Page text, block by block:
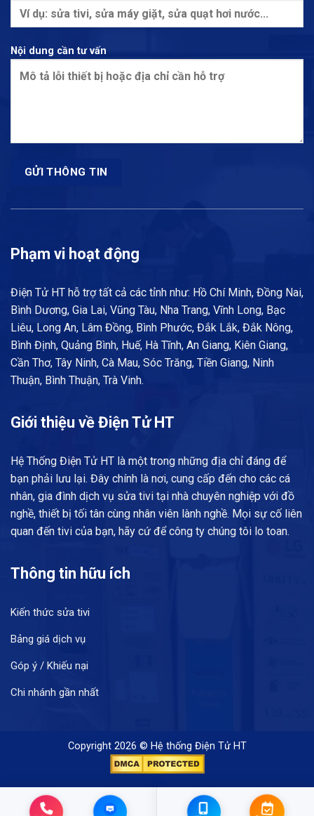
Nội dung cần tư vấn
Phạm vi hoạt động
Điện Tử HT hỗ trợ tất cả các tỉnh như: Hồ Chí Minh, Đồng Nai,
Bình Dương, Gia Lai, Vũng Tàu, Nha Trang, Vĩnh Long, Bạc
Liêu, Long An, Lâm Đồng, Bình Phước, Đắk Lắk, Đắk Nông,
Bình Định, Quảng Bình, Huế, Hà Tĩnh, An Giang, Kiên Giang,
Cần Thơ, Tây Ninh, Cà Mau, Sóc Trăng, Tiền Giang, Ninh
Thuận, Bình Thuận, Trà Vinh.
Giới thiệu về Điện Tử HT
Hệ Thống Điện Tử HT là một trong những địa chỉ đáng để
bạn phải lưu lại. Đây chính là nơi, cung cấp đến cho các cá
nhân, gia đình dịch vụ sửa tivi tại nhà chuyên nghiệp với đồ
nghề, thiết bị tối tân cùng nhân viên lành nghề. Mọi sự cố liên
quan đến tivi của bạn, hãy cứ để công ty chúng tôi lo toan.
Thông tin hữu ích
Kiến thức sửa tivi
Bảng giá dịch vụ
Góp ý / Khiếu nại
Chi nhánh gần nhất
Copyright 2026 © Hệ thống Điện Tử HT
Zalo